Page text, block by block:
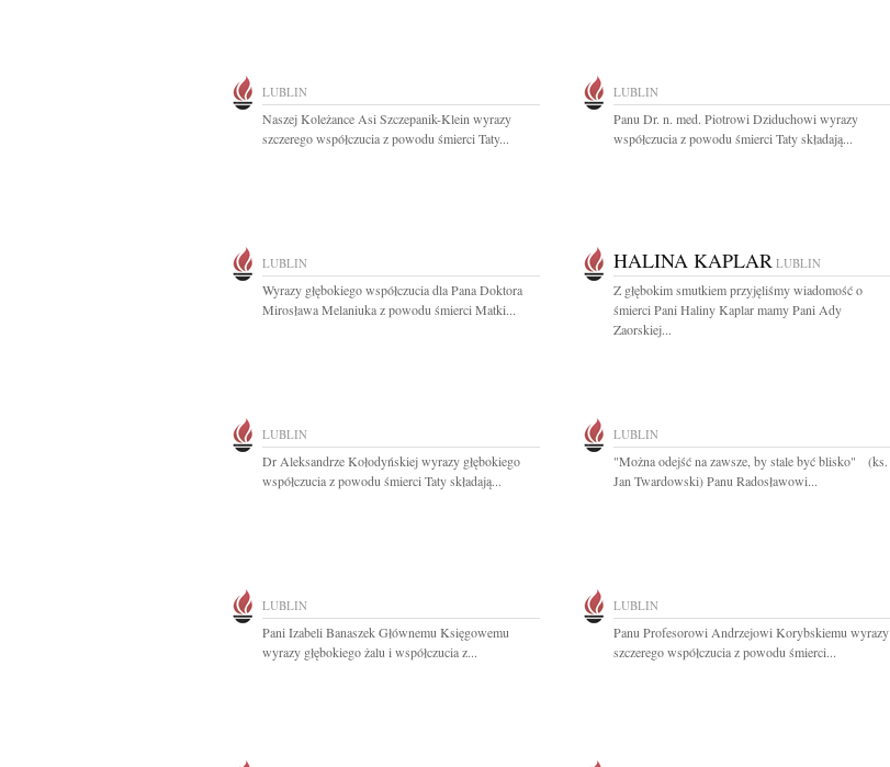
LUBLIN
Naszej Koleżance Asi Szczepanik-Klein wyrazy
szczerego współczucia z powodu śmierci Taty...
LUBLIN
Panu Dr. n. med. Piotrowi Dziduchowi wyrazy
współczucia z powodu śmierci Taty składają...
LUBLIN
Wyrazy głębokiego współczucia dla Pana Doktora
Mirosława Melaniuka z powodu śmierci Matki...
HALINA KAPLAR LUBLIN
Z głębokim smutkiem przyjęliśmy wiadomość o
śmierci Pani Haliny Kaplar mamy Pani Ady
Zaorskiej...
LUBLIN
Dr Aleksandrze Kołodyńskiej wyrazy głębokiego
współczucia z powodu śmierci Taty składają...
LUBLIN
"Można odejść na zawsze, by stale być blisko" (ks.
Jan Twardowski) Panu Radosławowi...
LUBLIN
Pani Izabeli Banaszek Głównemu Księgowemu
wyrazy głębokiego żalu i współczucia z...
LUBLIN
Panu Profesorowi Andrzejowi Korybskiemu wyrazy
szczerego współczucia z powodu śmierci...